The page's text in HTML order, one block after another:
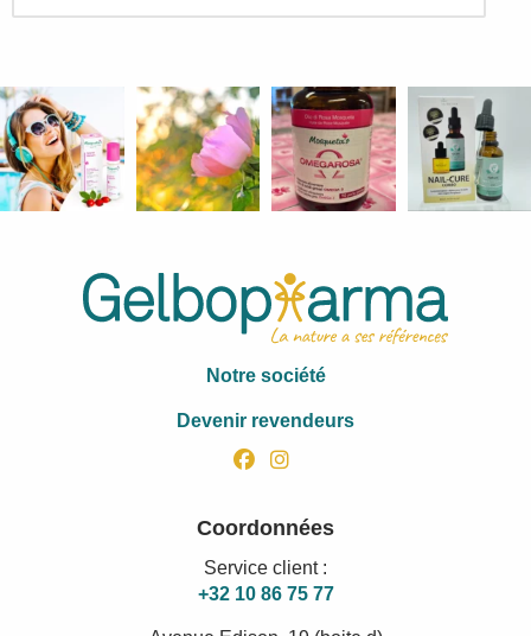
Notre société
Devenir revendeurs
facebookinstagram
Coordonnées
Service client :
+32 10 86 75 77